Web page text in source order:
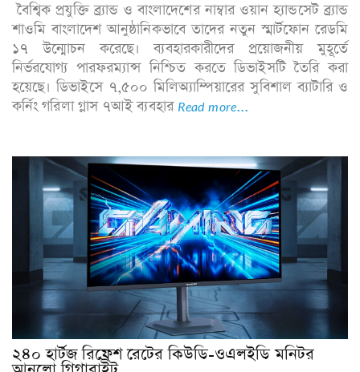
বৈশ্বিক প্রযুক্তি ব্র্যান্ড ও বাংলাদেশের নাম্বার ওয়ান হ্যান্ডসেট ব্র্যান্ড
শাওমি বাংলাদেশ আনুষ্ঠানিকভাবে তাদের নতুন স্মার্টফোন রেডমি
১৭ উন্মোচন করেছে। ব্যবহারকারীদের প্রয়োজনীয় মুহূর্তে
নির্ভরযোগ্য পারফরম্যান্স নিশ্চিত করতে ডিভাইসটি তৈরি করা
হয়েছে। ডিভাইসে ৭,৫০০ মিলিঅ্যাম্পিয়ারের সুবিশাল ব্যাটারি ও
কর্নিং গরিলা গ্লাস ৭আই ব্যবহার Read more...
২৪০ হার্টজ রিফ্রেশ রেটের কিউডি-ওএলইডি মনিটর